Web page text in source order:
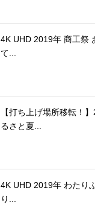
4K UHD 2019年 商工祭
て...
【打ち上げ場所移転！
るさと夏...
4K UHD 2019年 わたり
り...